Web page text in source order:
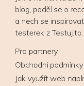
blog, poděl se o
a nech se
testerek z Testuj.to.
Pro partnery
Obchodní podmínky
Jak využít web